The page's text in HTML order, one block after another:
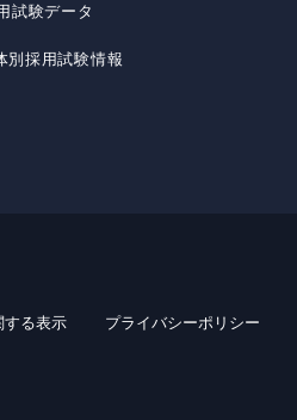
試験データ
別採用試験情報
する表示 プライバシーポリシー